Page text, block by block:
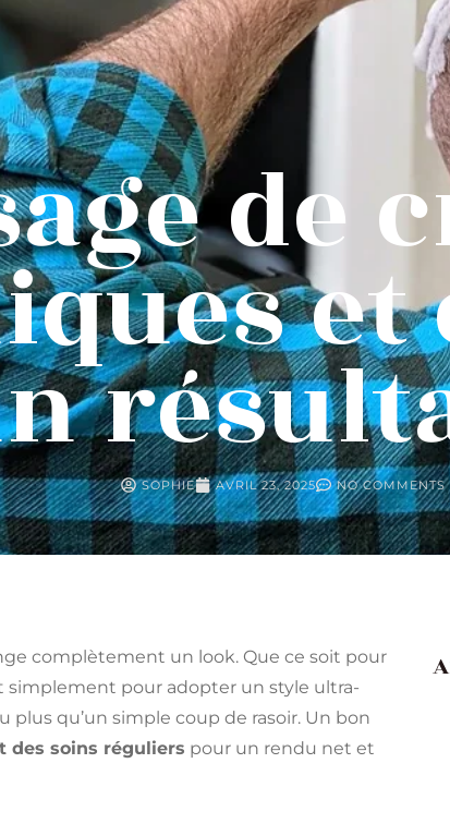
de
et
SOPHIE AVRIL 23, 2025 NO COMMENTS
complètement un look. Que ce soit pour
simplement pour adopter un style ultra-
qu’un simple coup de rasoir. Un bon
des soins réguliers pour un rendu net et